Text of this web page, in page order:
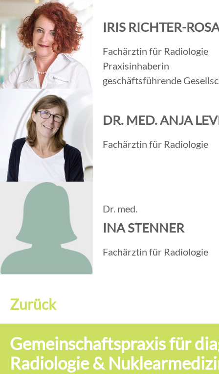
IRIS RICHTER-
Fachärztin für Radiologie
Praxisinhaberin
geschäftsführende
DR. MED. ANJA
Fachärztin für Radiologie
Dr. med.
INA STENNER
Fachärztin für Radiologie
Zurück
Gemeinschaftspraxis für
Radiologie &